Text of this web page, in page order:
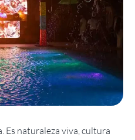
Es naturaleza viva, cultura